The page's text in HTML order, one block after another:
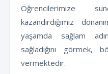
Öğrencilerimize
kazandırdığımız
yaşamda sağlam
sağladığını
vermektedir.